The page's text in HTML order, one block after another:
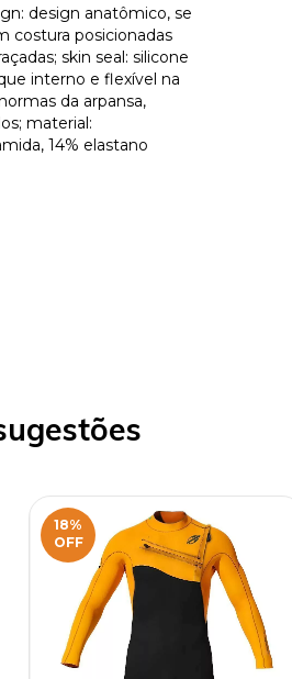
design anatômico, se
costura posicionadas
skin seal: silicone
interno e flexível na
da arpansa,
material:
14% elastano
18%
OFF